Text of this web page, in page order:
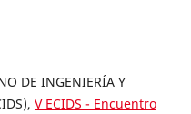
DE INGENIERÍA Y
V ECIDS - Encuentro